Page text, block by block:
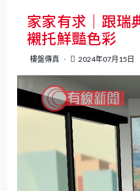
家家有求｜跟
襯托鮮豔色彩
樓盤傳真 2024年07月15日